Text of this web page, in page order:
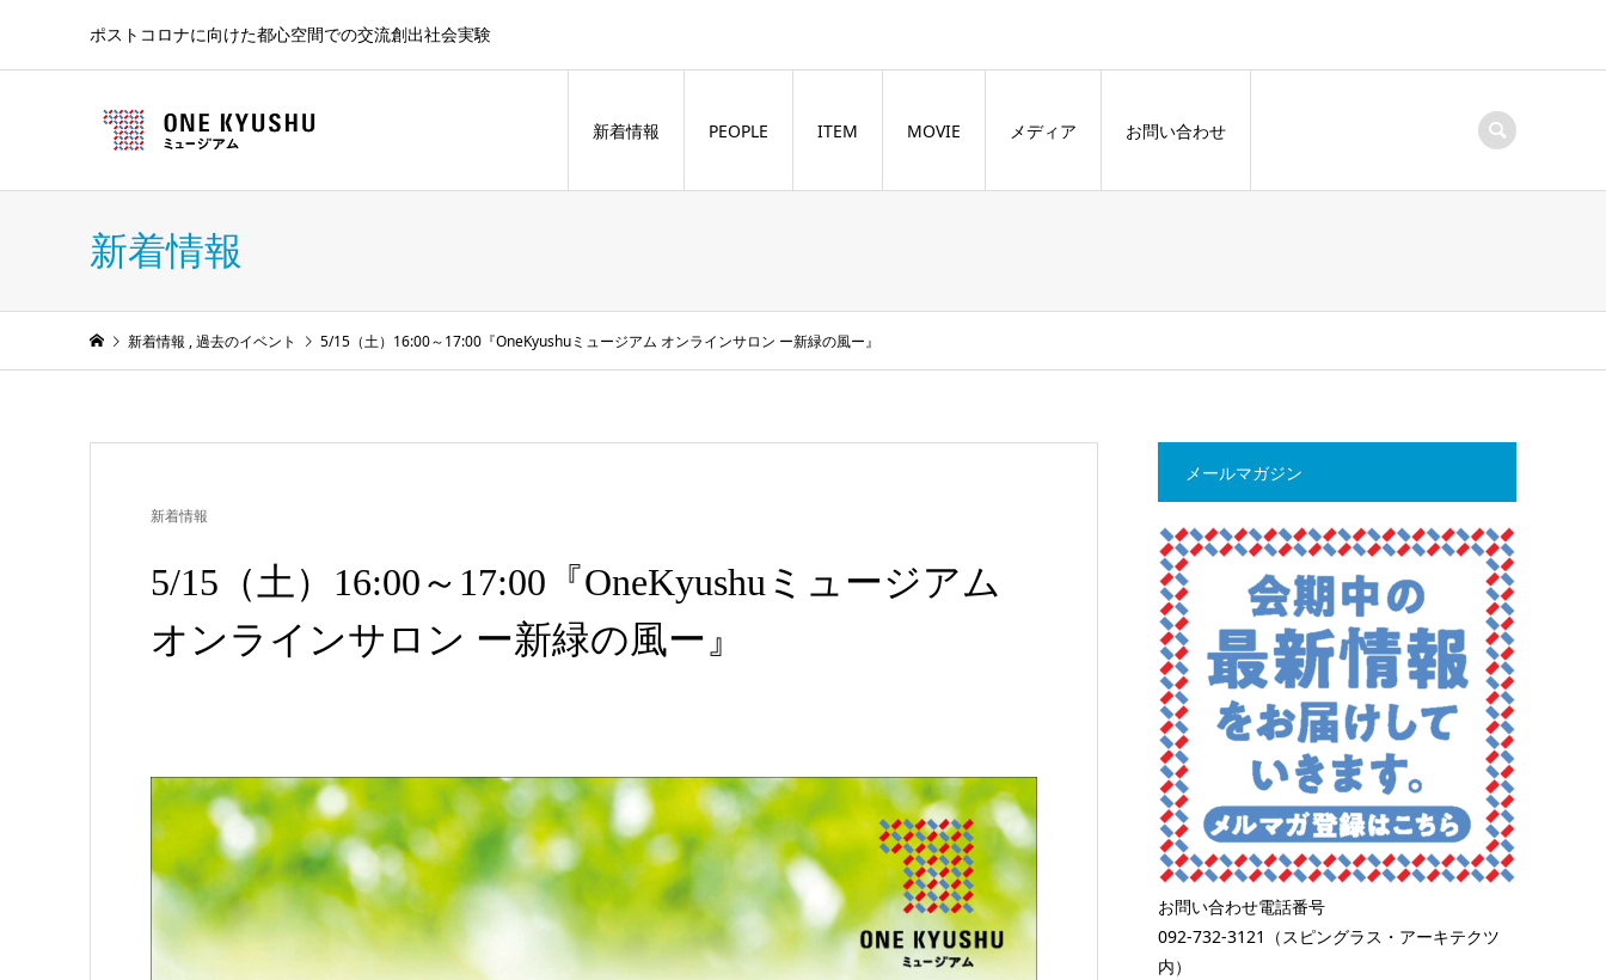
ポストコロナに向けた都心空間での交流創出社会実験
新着情報 PEOPLE ITEM MOVIE メディア お問い合わせ
新着情報
新着情報 ,過去のイベント 5/15（土）16:00～17:00『OneKyushuミュージアム オンラインサロン ー新緑の風ー』
新着情報
5/15（土）16:00～17:00『OneKyushuミュージアム
オンラインサロン ー新緑の風ー』
メールマガジン
お問い合わせ電話番号
092-732-3121（スピングラス・アーキテクツ
内）